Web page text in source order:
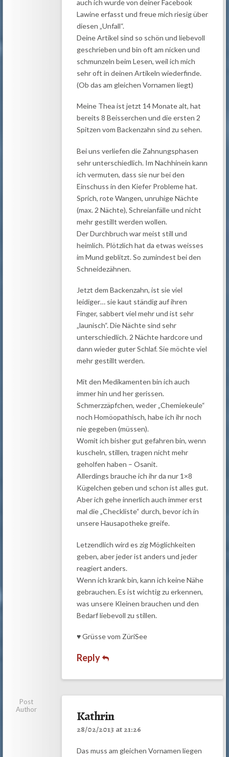
auch ich wurde von deiner Facebook
Lawine erfasst und freue mich riesig über
diesen „Unfall“.
Deine Artikel sind so schön und liebevoll
geschrieben und bin oft am nicken und
schmunzeln beim Lesen, weil ich mich
sehr oft in deinen Artikeln wiederfinde.
(Ob das am gleichen Vornamen liegt)
Meine Thea ist jetzt 14 Monate alt, hat
bereits 8 Beisserchen und die ersten 2
Spitzen vom Backenzahn sind zu sehen.
Bei uns verliefen die Zahnungsphasen
sehr unterschiedlich. Im Nachhinein kann
ich vermuten, dass sie nur bei den
Einschuss in den Kiefer Probleme hat.
Sprich, rote Wangen, unruhige Nächte
(max. 2 Nächte), Schreianfälle und nicht
mehr gestillt werden wollen.
Der Durchbruch war meist still und
heimlich. Plötzlich hat da etwas weisses
im Mund geblitzt. So zumindest bei den
Schneidezähnen.
Jetzt dem Backenzahn, ist sie viel
leidiger… sie kaut ständig auf ihren
Finger, sabbert viel mehr und ist sehr
„launisch“. Die Nächte sind sehr
unterschiedlich. 2 Nächte hardcore und
dann wieder guter Schlaf. Sie möchte viel
mehr gestillt werden.
Mit den Medikamenten bin ich auch
immer hin und her gerissen.
Schmerzzäpfchen, weder „Chemiekeule“
noch Homöopathisch, habe ich ihr noch
nie gegeben (müssen).
Womit ich bisher gut gefahren bin, wenn
kuscheln, stillen, tragen nicht mehr
geholfen haben – Osanit.
Allerdings brauche ich ihr da nur 1×8
Kügelchen geben und schon ist alles gut.
Aber ich gehe innerlich auch immer erst
mal die „Checkliste“ durch, bevor ich in
unsere Hausapotheke greife.
Letzendlich wird es zig Möglichkeiten
geben, aber jeder ist anders und jeder
reagiert anders.
Wenn ich krank bin, kann ich keine Nähe
gebrauchen. Es ist wichtig zu erkennen,
was unsere Kleinen brauchen und den
Bedarf liebevoll zu stillen.
♥ Grüsse vom ZüriSee
Reply
Post
Author
Kathrin
28/02/2013 at 21:26
Das muss am gleichen Vornamen liegen